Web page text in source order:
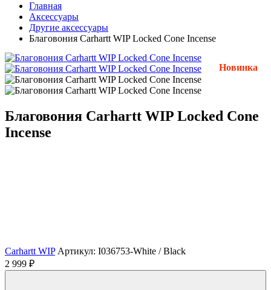
Главная
Аксессуары
Другие аксессуары
Благовония Carhartt WIP Locked Cone Incense
Новинка
Благовония Carhartt WIP Locked Cone
Incense
Carhartt WIP Артикул: I036753-White / Black
2 999 ₽